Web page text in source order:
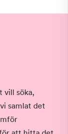
vill söka,
samlat det